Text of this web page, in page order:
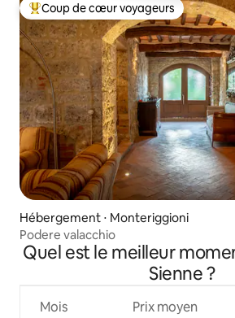
Coups de cœur voyageurs les plus
Coup de cœur voyageurs
Hébergement ⋅ Monteriggioni
Podere valacchio
Quel est le meilleur
Sienne ?
Mois Prix moyen